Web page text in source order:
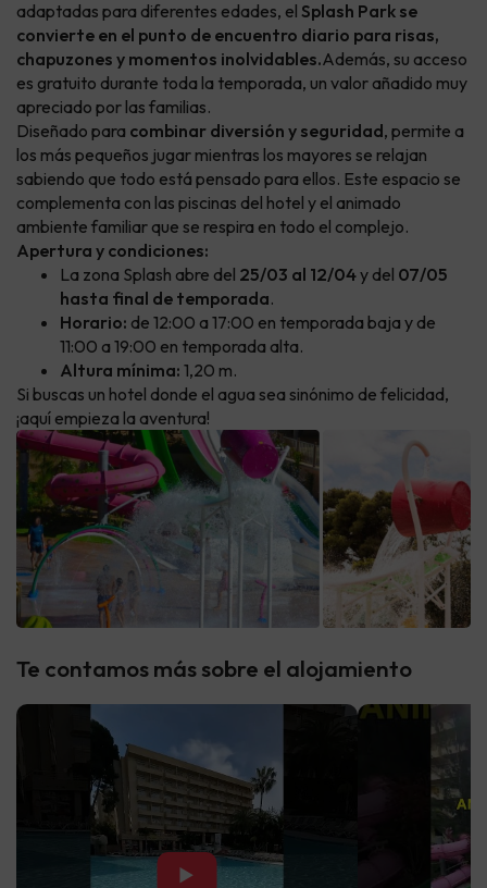
adaptadas para diferentes edades, el Splash Park se
convierte en el punto de encuentro diario para risas,
chapuzones y momentos inolvidables.Además, su acceso
es gratuito durante toda la temporada, un valor añadido muy
apreciado por las familias.
Diseñado para combinar diversión y seguridad, permite a
los más pequeños jugar mientras los mayores se relajan
sabiendo que todo está pensado para ellos. Este espacio se
complementa con las piscinas del hotel y el animado
ambiente familiar que se respira en todo el complejo.
Apertura y condiciones:
La zona Splash abre del 25/03 al 12/04y del 07/05
hasta final de temporada.
Horario: de 12:00 a 17:00 en temporada baja y de
11:00 a 19:00 en temporada alta.
Altura mínima: 1,20 m.
Si buscas un hotel donde el agua sea sinónimo de felicidad,
¡aquí empieza la aventura!
Te contamos más sobre el alojamiento
▶